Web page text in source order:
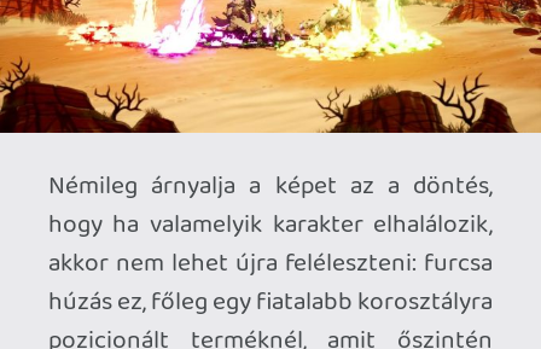
kell visszaverni az ellent, vannak pajzsos
meg repülő ellenfelek, és minden pálya
végén kapunk egy specifikus, valamelyik
karakterhez köthető bosst. Sajnos még
az sem működik, hogy lenne valami plusz
réteg, ha az adott bosshoz az ahhoz
tartozó karakterrel jutunk el, mert a
párbeszéd közöttük akkor is
megtörténik, ha éppen egy teljesen más
hőst irányítunk.